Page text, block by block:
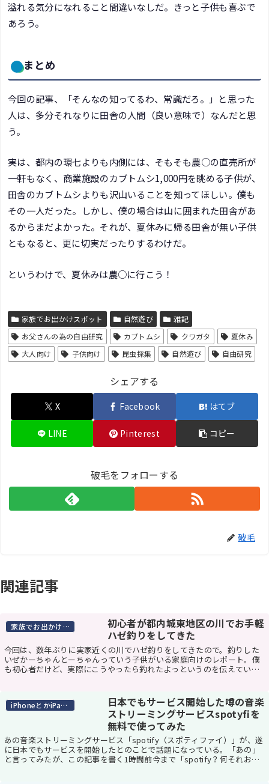
溢れる気分になれること間違いなしだ。きっと子供も喜ぶで
あろう。
まとめ
今回の記事、「そんなの知ってるわ、常識だろ。」と思った
人は、多分それなりに田舎の人間（良い意味で）なんだと思
う。
実は、都内の環七よりも内側には、そもそも農○の直売所が
一軒もなく、商業施設のカブトムシ1,000円を眺める子供が、
田舎のカブトムシよりも沢山いることを知ってほしい。僕も
その一人だった。しかし、僕の場合は山に囲まれた田舎があ
るからまだよかった。それが、夏休みに帰る田舎が無い子供
ともなると、更に切実だったりするわけだ。
というわけで、夏休みは農○に行こう！
家族でお出かけスポット 自然遊び
雑記
お父さんの為の自由研究
カブトムシ クワガタ
夏休み
大人向け
子供向け 昆虫採集 自然遊び 自由研究
シェアする
X Facebook はてブ
LINE Pinterest コピー
破毛をフォローする
破毛
関連記事
家族でお出かけスポット
初心者が都内城東地区の川でお手軽
ハゼ釣りをしてきた
今回は、数年ぶりに実家近くの川でハゼ釣りをしてきたので。釣りした
いぜかーちゃんとーちゃんっていう子供がいる家庭向けのレポート。僕
も初心者だけど、実際にこうやったら釣れたよっというのを伝えていく
iPhoneとかiPadとか
日本でもサービス開始した噂の音楽
ストリーミングサービスspotyfiを
無料で使ってみた
あの音楽ストリーミングサービス「spotify（スポティファイ）」が、遂
に日本でもサービスを開始したとのことで話題になっている。「あの」
と言ってみたが、この記事を書く1時間前今まで「spotify？何それおい